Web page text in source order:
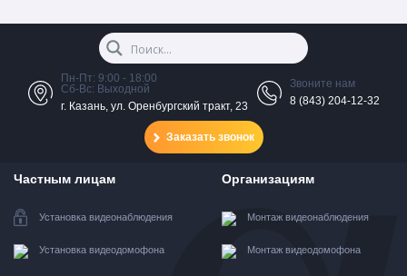
Пн-Пт: 9:00 - 18:00
Сб-Вс: Выходной
г. Казань, ул. Оренбургский тракт, 23
Звоните нам
8 (843) 204-12-32
Заказать звонок
Частным лицам
Установка видеонаблюдения
Установка видеодомофона
Организациям
Монтаж видеонаблюдения
Монтаж видеодомофона